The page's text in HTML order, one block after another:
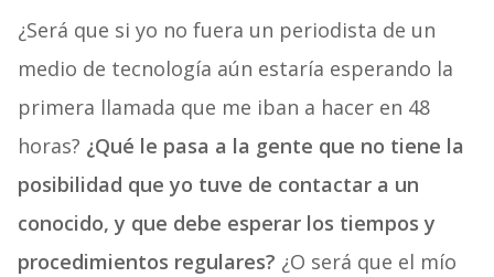
¿Será que si yo no fuera un periodista de un
medio de tecnología aún estaría esperando la
primera llamada que me iban a hacer en 48
horas? ¿Qué le pasa a la gente que no tiene la
posibilidad que yo tuve de contactar a un
conocido, y que debe esperar los tiempos y
procedimientos regulares? ¿O será que el mío